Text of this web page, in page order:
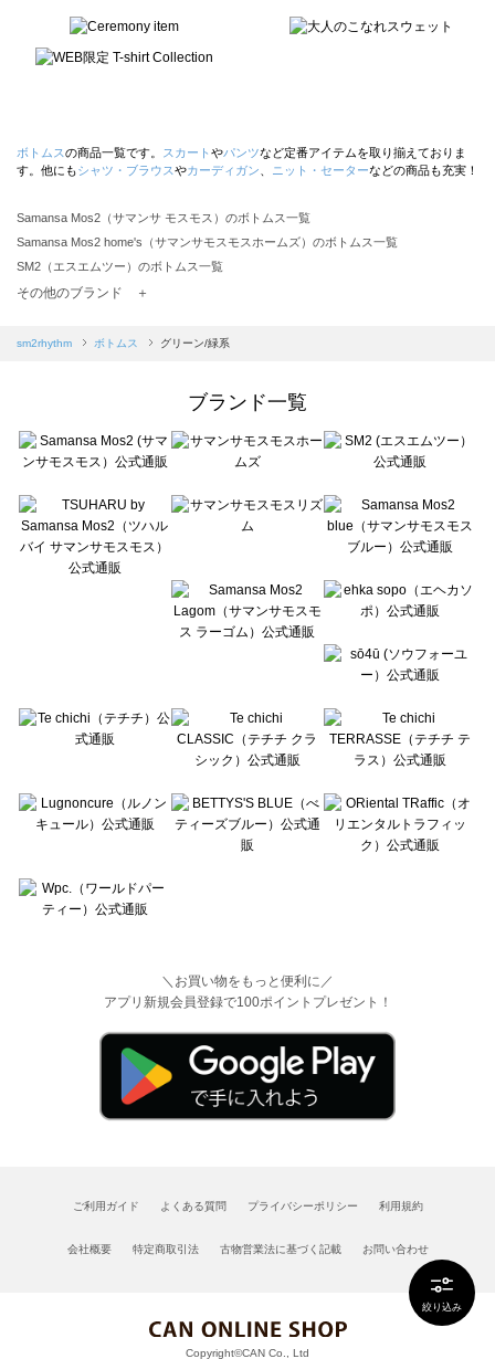
絞り込み
ボトムスの商品一覧です。 スカート やパンツなど定番アイテムを取り揃えておりま
す。他にもシャツ・ブラウスやカーディガン ニット・セーターなどの商品も充実！
Samansa Mos2（サマンサ モスモス）のボトムス一覧
Samansa Mos2 home's（サマンサモスモスホームズ）のボトムス一覧
SM2（エスエムツー）のボトムス一覧
TSUHARU by Samansa Mos2（ツハルバイサマンサモスモス）のボトムス一覧
Samansa Mos2 blue（サマンサモスモス ブルー）のボトムス一覧
sō4ū（ソウフォーユー）のボトムス一覧
Te chichi（テチチ）のボトムス一覧
Te chichi CLASSIC（テチチ クラシック）のボトムス一覧
Lugnoncure（ルノンキュール）のボトムス一覧
BETTY'S BLUE（べティーズブルー）のボトムス一覧
Wpc.（ワールドパーティー）のボトムス一覧
その他のブランド ＋
sm2rhythm ボトムス グリーン/緑系
ブランド一覧
＼お買い物をもっと便利に／
アプリ新規会員登録で100ポイントプレゼント！
ご利用ガイド よくある質問 プライバシーポリシー 利用規約
会社概要 特定商取引法 古物営業法に基づく記載 お問い合わせ
Copyright©CAN Co., Ltd